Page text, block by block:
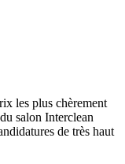
les plus chèrement
salon Interclean
de très haut